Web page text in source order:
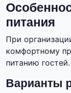
питания
При
комфортному
питанию гостей.
Варианты